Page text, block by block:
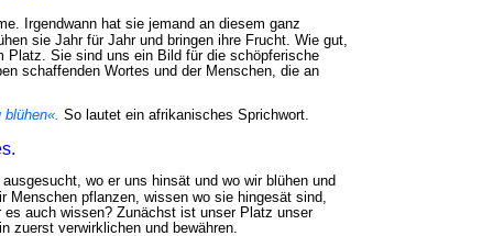
Irgendwann hat sie jemand an diesem ganz
sie Jahr für Jahr und bringen ihre Frucht. Wie gut,
Platz. Sie sind uns ein Bild für die schöpferische
schaffenden Wortes und der Menschen, die an
So lautet ein afrikanisches Sprichwort.
wo er uns hinsät und wo wir blühen und
Menschen pflanzen, wissen wo sie hingesät sind,
auch wissen? Zunächst ist unser Platz unser
zuerst verwirklichen und bewähren.